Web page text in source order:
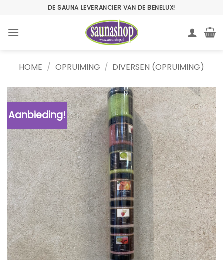
inhoud
DE SAUNA LEVERANCIER VAN DE BENELUX!
HOME / OPRUIMING / DIVERSEN (OPRUIMING)
Aanbieding!